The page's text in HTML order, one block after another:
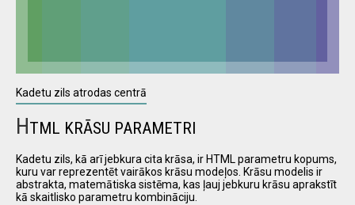
Kadetu zils atrodas centrā
HTML KRĀSU PARAMETRI
Kadetu zils, kā arī jebkura cita krāsa, ir HTML parametru kopums,
kuru var reprezentēt vairākos krāsu modeļos. Krāsu modelis ir
abstrakta, matemātiska sistēma, kas ļauj jebkuru krāsu aprakstīt
kā skaitlisko parametru kombināciju.